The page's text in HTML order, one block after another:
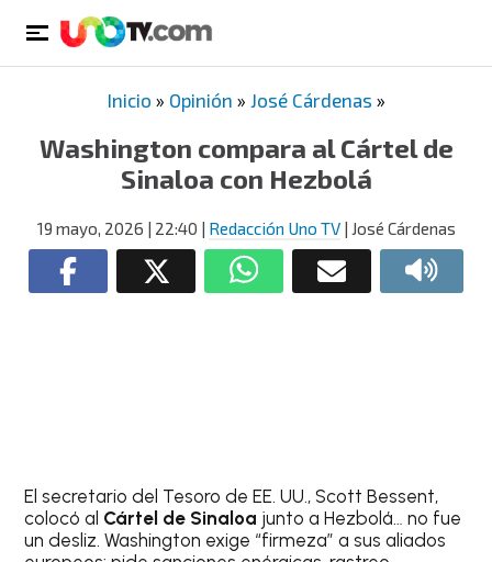
Inicio » Opinión » José Cárdenas »
Washington compara al Cártel de
Sinaloa con Hezbolá
19 mayo, 2026 | 22:40 | Redacción Uno TV| José Cárdenas
El secretario del Tesoro de EE. UU., Scott Bessent,
colocó al Cártel de Sinaloa junto a Hezbolá… no fue
un desliz. Washington exige “firmeza” a sus aliados